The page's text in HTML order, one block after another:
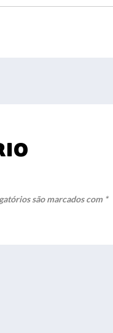
são marcados com *